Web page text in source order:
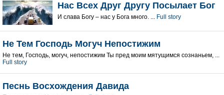
Нас Всех Друг Другу Посылает Бог
И слава Богу – нас у Бога много. ... Full story
Не Тем Господь Могуч Непостижим
Не тем, Господь, могуч, непостижим Ты пред моим мятущимся сознаньем, ...
Full story
Песнь Восхождения Давида